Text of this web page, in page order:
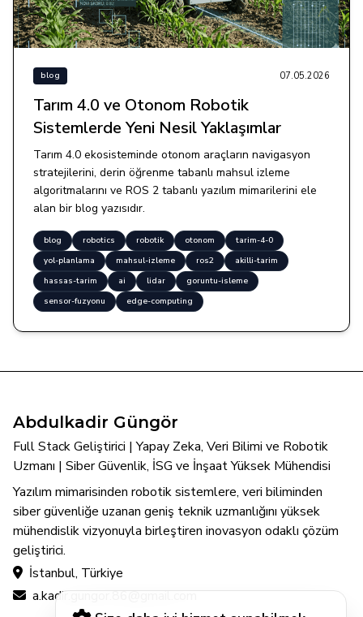
blog 07.05.2026
Tarım 4.0 ve Otonom Robotik
Sistemlerde Yeni Nesil Yaklaşımlar
Tarım 4.0 ekosisteminde otonom araçların navigasyon
stratejilerini, derin öğrenme tabanlı mahsul izleme
algoritmalarını ve ROS 2 tabanlı yazılım mimarilerini ele
alan bir blog yazısıdır.
blog robotics robotik otonom
tarim-4-0
yol-planlama
mahsul-izleme ros2
akilli-tarim
hassas-tarim
ai lidar
goruntu-isleme
sensor-fuzyonu
edge-computing
Abdulkadir Güngör
Full Stack Geliştirici | Yapay Zeka, Veri Bilimi ve Robotik
Uzmanı | Siber Güvenlik, İSG ve İnşaat Yüksek Mühendisi
Yazılım mimarisinden robotik sistemlere, veri biliminden
siber güvenliğe uzanan geniş teknik uzmanlığını yüksek
mühendislik vizyonuyla birleştiren inovasyon odaklı çözüm
geliştirici.
İstanbul, Türkiye
a.kadir.gungor.86@gmail.com